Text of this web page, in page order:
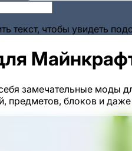
текст, чтобы увидеть
Майнкрафт
замечательные моды
предметов, блоков и